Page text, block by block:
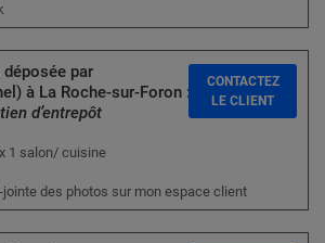
déposée par
à La Roche-sur-Foron :
d’entrepôt
1 salon/ cuisine
jointe des photos sur mon espace client
CONTACTEZ
LE CLIENT